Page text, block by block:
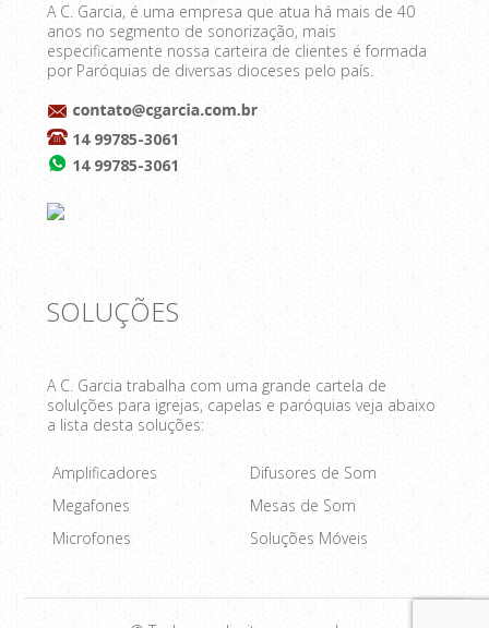
A C. Garcia, é uma empresa que atua há mais de 40
anos no segmento de sonorização, mais
especificamente nossa carteira de clientes é formada
por Paróquias de diversas dioceses pelo país.
14 99785-3061
14 99785-3061
SOLUÇÕES
A C. Garcia trabalha com uma grande cartela de
solulções para igrejas, capelas e paróquias veja abaixo
a lista desta soluções:
Amplificadores
Difusores de Som
Megafones
Mesas de Som
Microfones
Soluções Móveis